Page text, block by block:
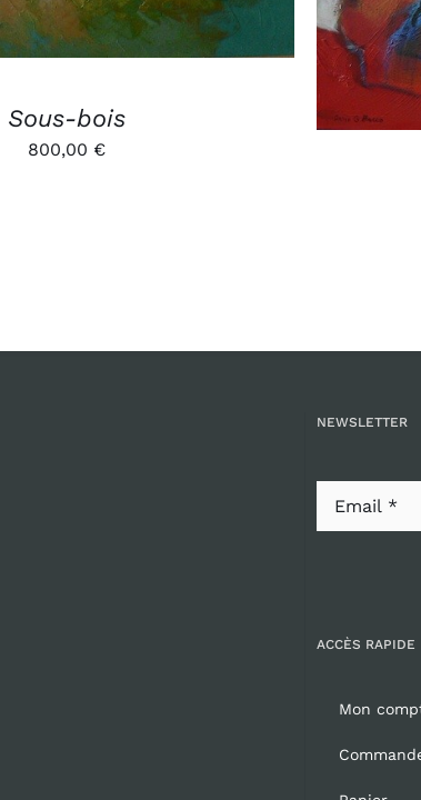
Sous-bois
800,00 €
NEWSLETTER
ACCÈS RAPIDE
Mon